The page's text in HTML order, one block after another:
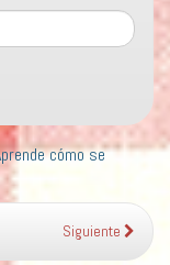
cómo se
Siguiente